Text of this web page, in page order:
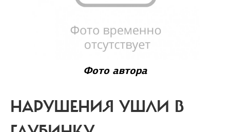
Фото автора
НАРУШЕНИЯ УШЛИ В